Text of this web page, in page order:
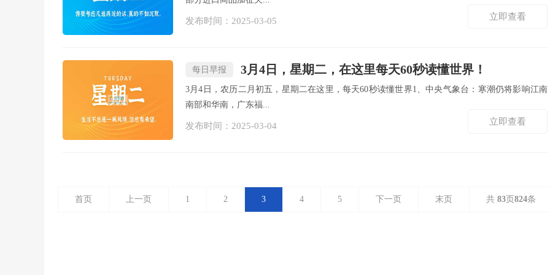
发布时间：2025-03-05 立即查看
每日早报 3月4日，星期二，在这里每天60秒读懂世界！
3月4日，农历二月初五，星期二在这里，每天60秒读懂世界1、中央气象台：寒潮仍将影响江南
南部和华南，广东福...
发布时间：2025-03-04 立即查看
首页 上一页 1 2 3 4 5 下一页 末页 共 83页 824条